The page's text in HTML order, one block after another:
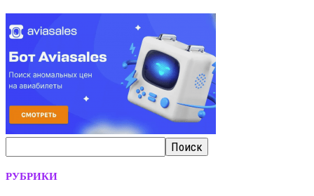
РУБРИКИ